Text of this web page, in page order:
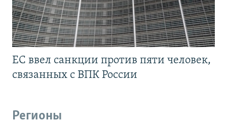
ЕС ввел санкции против пяти человек,
связанных с ВПК России
Регионы